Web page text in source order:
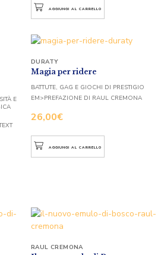
AGGIUNGI AL CARRELLO
E
Magia per ridere
26,00€
DURATY
BATTUTE, GAG E GIOCHI DI PRESTIGIO
EM>PREFAZIONE DI RAUL CREMONA
AGGIUNGI AL CARRELLO
RAUL CREMONA